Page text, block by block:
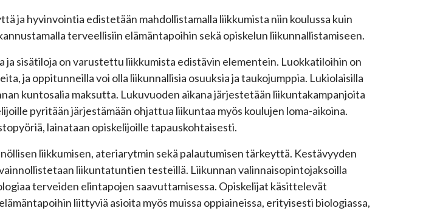
ja hyvinvointia edistetään mahdollistamalla liikkumista niin koulussa kuin
terveellisiin elämäntapoihin sekä opiskelun liikunnallistamiseen.
ja sisätiloja on varustettu liikkumista edistävin elementein. Luokkatiloihin on
ja oppitunneilla voi olla liikunnallisia osuuksia ja taukojumppia. Lukiolaisilla
kuntosalia maksutta. Lukuvuoden aikana järjestetään liikuntakampanjoita
pyritään järjestämään ohjattua liikuntaa myös koulujen loma-aikoina.
lainataan opiskelijoille tapauskohtaisesti.
liikkumisen, ateriarytmin sekä palautumisen tärkeyttä. Kestävyyden
liikuntatuntien testeillä. Liikunnan valinnaisopintojaksoilla
terveiden elintapojen saavuttamisessa. Opiskelijat käsittelevät
liittyviä asioita myös muissa oppiaineissa, erityisesti biologiassa,